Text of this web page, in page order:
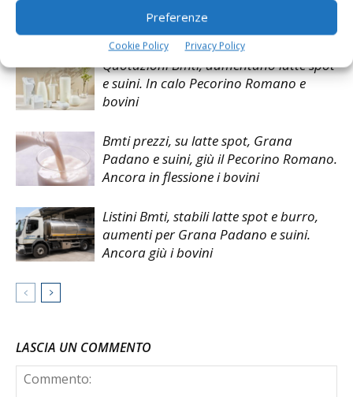
Preferenze
Cookie Policy Privacy Policy
Quotazioni Bmti, aumentano latte spot
e suini. In calo Pecorino Romano e
bovini
Bmti prezzi, su latte spot, Grana
Padano e suini, giù il Pecorino Romano.
Ancora in flessione i bovini
Listini Bmti, stabili latte spot e burro,
aumenti per Grana Padano e suini.
Ancora giù i bovini
LASCIA UN COMMENTO